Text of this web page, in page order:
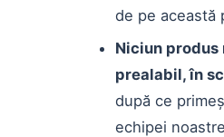
de pe această
Niciun produs
prealabil, în
după ce
echipei